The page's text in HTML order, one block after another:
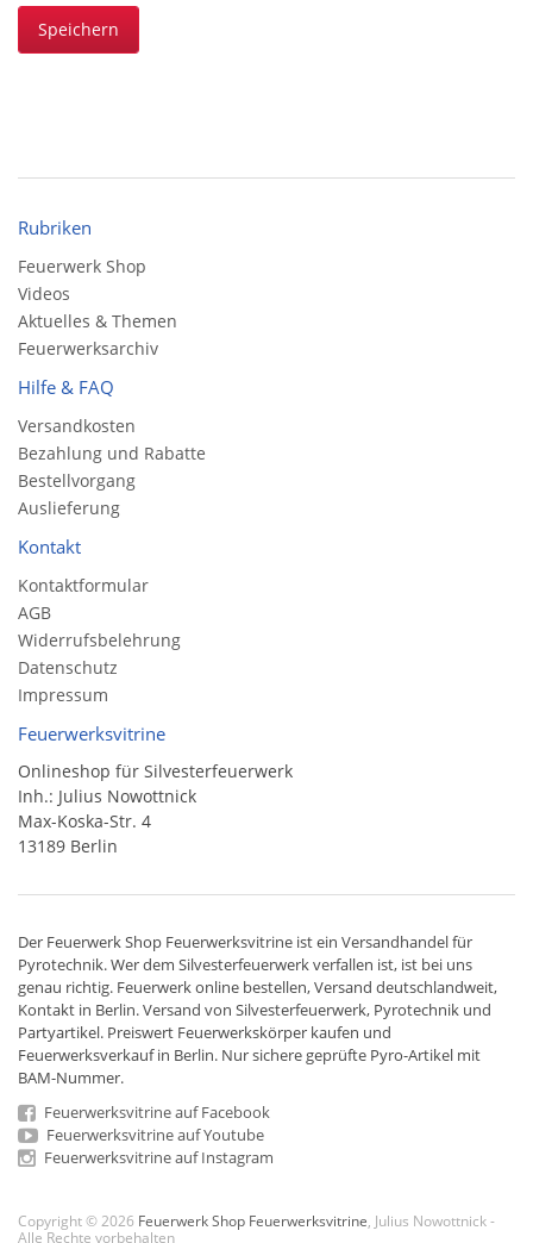
Speichern
Rubriken
Feuerwerk Shop
Videos
Aktuelles & Themen
Feuerwerksarchiv
Hilfe & FAQ
Versandkosten
Bezahlung und Rabatte
Bestellvorgang
Auslieferung
Kontakt
Kontaktformular
AGB
Widerrufsbelehrung
Datenschutz
Impressum
Feuerwerksvitrine
Onlineshop für Silvesterfeuerwerk
Inh.: Julius Nowottnick
Max-Koska-Str. 4
13189 Berlin
Der Feuerwerk Shop Feuerwerksvitrine ist ein Versandhandelfür
Pyrotechnik. Wer dem Silvesterfeuerwerk verfallen ist, ist bei uns
genau richtig. Feuerwerk online bestellen,Versand deutschlandweit,
Kontakt in Berlin. Versand von Silvesterfeuerwerk, Pyrotechnik und
Partyartikel. Preiswert Feuerwerkskörper kaufen und
Feuerwerksverkauf in Berlin. Nur sichere geprüfte Pyro-Artikel mit
BAM-Nummer.
Feuerwerksvitrine auf Facebook
Feuerwerksvitrine auf Youtube
Feuerwerksvitrine auf Instagram
Copyright © 2026 Feuerwerk Shop Feuerwerksvitrine , Julius Nowottnick -
Alle Rechte vorbehalten